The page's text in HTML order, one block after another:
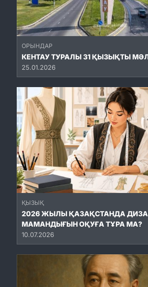
ОРЫНДАР
КЕНТАУ ТУРАЛЫ 31 ҚЫЗЫҚТЫ
25.01.2026
ҚЫЗЫҚ
2026 ЖЫЛЫ ҚАЗАҚСТАНДА
МАМАНДЫҒЫН ОҚУҒА ТҰРА МА?
10.07.2026